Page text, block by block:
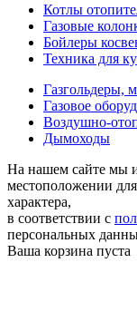
Котлы
Газовые
Бойлеры
Техника для
Газгольдеры,
Газовое
Воздушно-
Дымоходы
На нашем сайте мы
местоположении
характера,
в соответствии с
персональных
Ваша корзина пуста